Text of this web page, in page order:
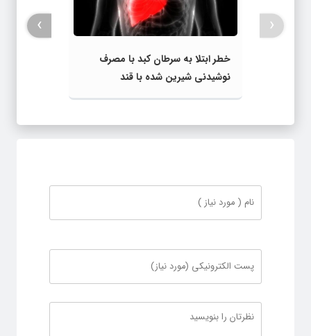
خطر ابتلا به سرطان کبد با مصرف
نوشیدنی شیرین شده با قند
‹
›